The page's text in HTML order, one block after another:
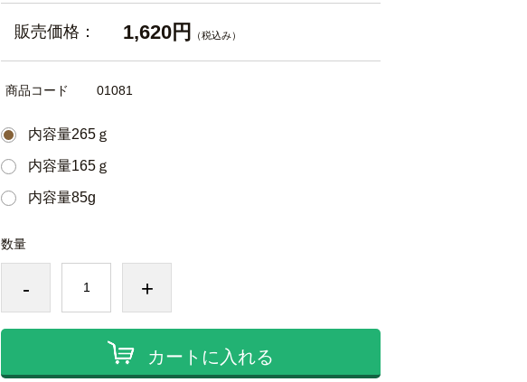
販売価格： 1,620円 （税込み）
商品コード 01081
内容量265ｇ
内容量165ｇ
内容量85g
数量
- +
カートに入れる